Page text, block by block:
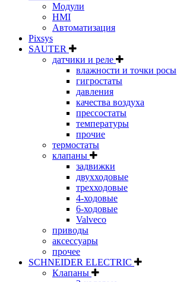
Модули
HMI
Автоматизация
Pixsys
SAUTER
датчики и реле
влажности и точки росы
гигростаты
давления
качества воздуха
прессостаты
температуры
прочие
термостаты
клапаны
задвижки
двухходовые
трехходовые
4-ходовые
6-ходовые
Valveco
приводы
аксессуары
прочее
SCHNEIDER ELECTRIC
Клапаны